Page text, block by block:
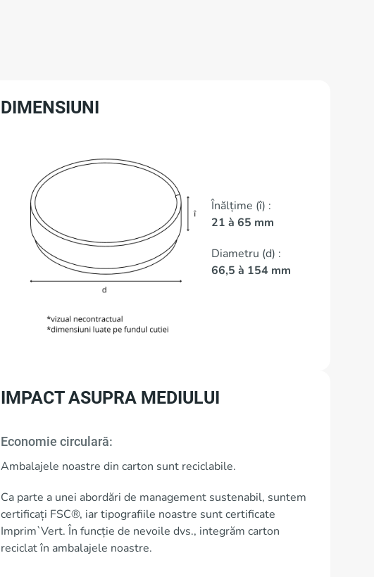
DIMENSIUNI
Înălțime (î) :
21 à 65 mm
Diametru (d) :
66,5 à 154 mm
IMPACT ASUPRA MEDIULUI
Economie circulară:
Ambalajele noastre din carton sunt reciclabile.
Ca parte a unei abordări de management sustenabil, suntem
certificați FSC®, iar tipografiile noastre sunt certificate
Imprim`Vert. În funcție de nevoile dvs., integrăm carton
reciclat în ambalajele noastre.